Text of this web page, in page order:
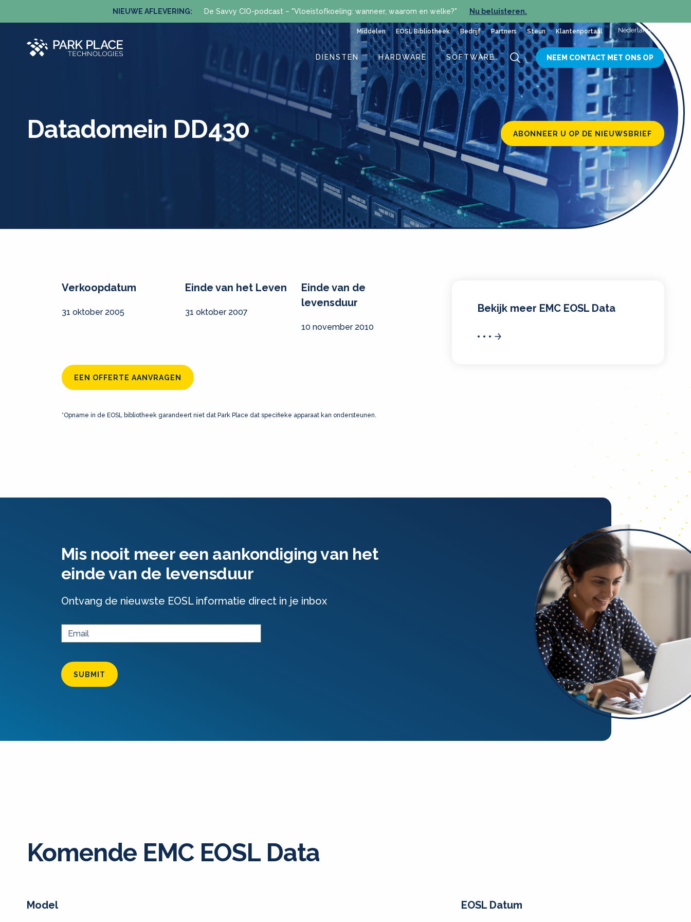
NIEUWE AFLEVERING: De Savvy CIO-podcast – "Vloeistofkoeling: wanneer, waarom en welke?" Nu beluisteren.
Middelen EOSL Bibliotheek Bedrijf Partners Steun Klantenportaal Nederlands
DIENSTEN HARDWARE SOFTWARE NEEM CONTACT MET ONS OP
ABONNEER U OP DE NIEUWSBRIEF
Datadomein DD430
Verkoopdatum
31 oktober 2005
Einde van het Leven
31 oktober 2007
Einde van de
levensduur
10 november 2010
EEN OFFERTE AANVRAGEN
*Opname in de EOSL bibliotheek garandeert niet dat Park Place dat specifieke apparaat kan ondersteunen.
Bekijk meer EMC EOSL Data
Mis nooit meer een aankondiging van het
einde van de levensduur
Ontvang de nieuwste EOSL informatie direct in je inbox
SUBMIT
Komende EMC EOSL Data
Model EOSL Datum